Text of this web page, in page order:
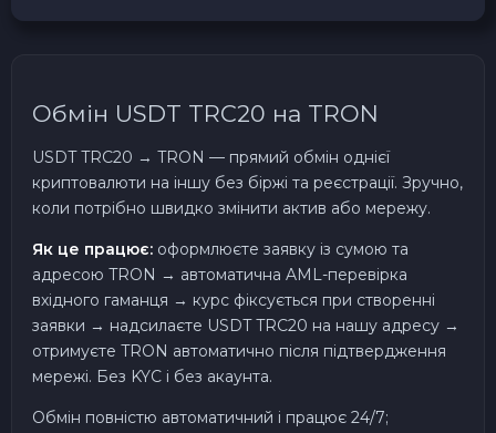
Обмін USDT TRC20 на TRON
USDT TRC20 → TRON — прямий обмін однієї
криптовалюти на іншу без біржі та реєстрації. Зручно,
коли потрібно швидко змінити актив або мережу.
Як це працює: оформлюєте заявку із сумою та
адресою TRON → автоматична AML-перевірка
вхідного гаманця → курс фіксується при створенні
заявки → надсилаєте USDT TRC20 на нашу адресу →
отримуєте TRON автоматично після підтвердження
мережі. Без KYC і без акаунта.
Обмін повністю автоматичний і працює 24/7;